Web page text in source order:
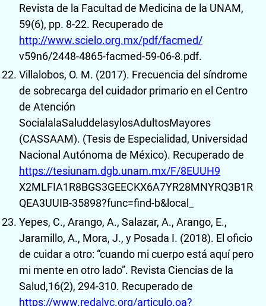
Revista de la Facultad de Medicina de la UNAM,
59(6), pp. 8-22. Recuperado de
http://www.scielo.org.mx/pdf/facmed/
v59n6/2448-4865-facmed-59-06-8.pdf.
Villalobos, O. M. (2017). Frecuencia del síndrome
de sobrecarga del cuidador primario en el Centro
de Atención
SocialalaSaluddelasylosAdultosMayores
(CASSAAM). (Tesis de Especialidad, Universidad
Nacional Autónoma de México). Recuperado de
https://tesiunam.dgb.unam.mx/F/8EUUH9
X2MLFIA1R8BGS3GEECKX6A7YR28MNYRQ3B1R
QEA3UUIB-35898?func=find-b&local_
Yepes, C., Arango, A., Salazar, A., Arango, E.,
Jaramillo, A., Mora, J., y Posada I. (2018). El oficio
de cuidar a otro: “cuando mi cuerpo está aquí pero
mi mente en otro lado”. Revista Ciencias de la
Salud,16(2), 294-310. Recuperado de
https://www.redalyc.org/articulo.oa?